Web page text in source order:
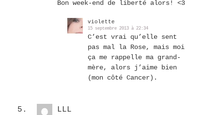
Bon week-end de liberté alors! <3
violette
15 septembre 2013 à 22:34
C’est vrai qu’elle sent
pas mal la Rose, mais moi
ça me rappelle ma grand-
mère, alors j’aime bien
(mon côté Cancer).
LLL